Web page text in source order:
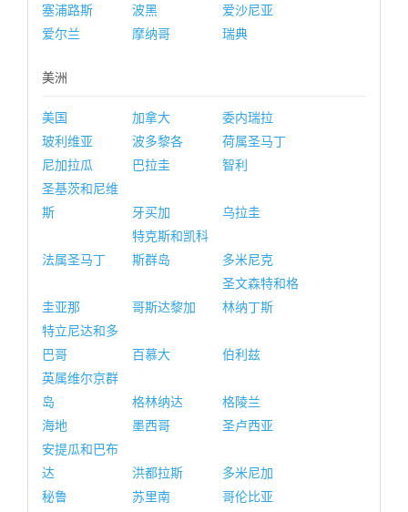
塞浦路斯
波黑
爱沙尼亚
爱尔兰
摩纳哥 瑞典
美洲
美国 加拿大
委内瑞拉
玻利维亚
波多黎各
荷属圣马丁
尼加拉瓜
巴拉圭
智利
圣基茨和尼维
斯
牙买加 乌拉圭
法属圣马丁
特克斯和凯科
斯群岛
多米尼克
圭亚那 哥斯达黎加
圣文森特和格
林纳丁斯
特立尼达和多
巴哥
百慕大
伯利兹
英属维尔京群
岛
格林纳达
格陵兰
海地
墨西哥
圣卢西亚
安提瓜和巴布
达
洪都拉斯
多米尼加
秘鲁
苏里南
哥伦比亚